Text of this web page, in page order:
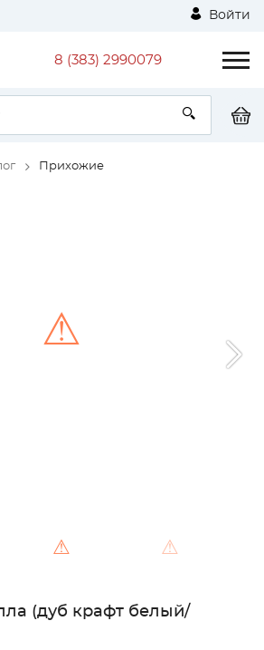
Войти
8 (383) 2990079
Прихожие
⚠ ⚠
⚠
(дуб крафт белый/